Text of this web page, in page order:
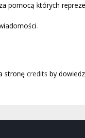
których
stronęcredits by